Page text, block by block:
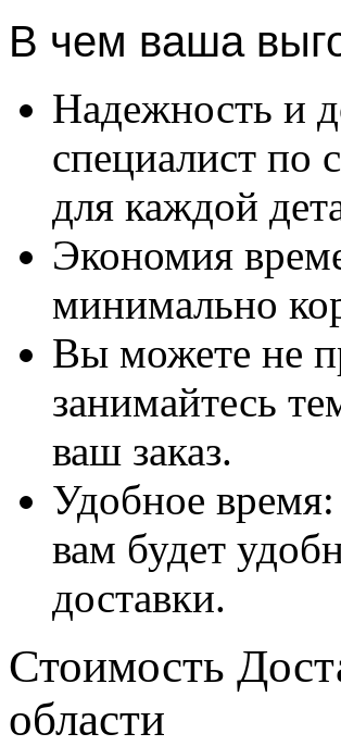
В чем ваша
Надежность и
специалист по
для каждой
Экономия
минимально
Вы можете не
занимайтесь
ваш заказ.
Удобное время:
вам будет
доставки.
Стоимость
области